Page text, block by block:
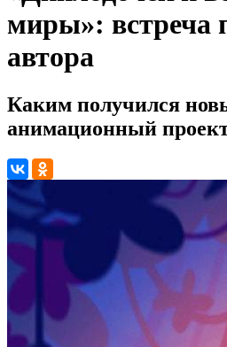
миры»: встреча
автора
Каким получился
анимационный